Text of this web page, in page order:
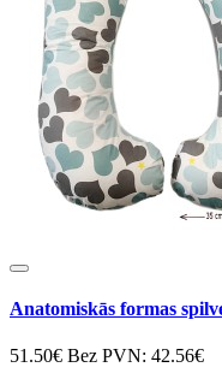
Anatomiskās formas
51.50€ Bez PVN: 42.56€